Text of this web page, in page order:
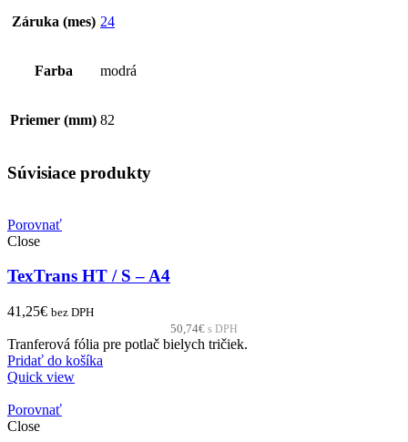
Záruka (mes) 24
Farba modrá
Priemer (mm) 82
Súvisiace produkty
Porovnať
Close
TexTrans HT / S – A4
41,25€ bez DPH
50,74€ s DPH
Tranferová fólia pre potlač bielych tričiek.
Pridať do košíka
Quick view
Porovnať
Close